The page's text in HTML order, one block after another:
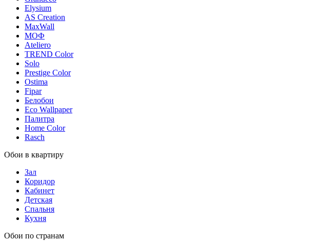
Elysium
AS Creation
MaxWall
МОФ
Ateliero
TREND Color
Solo
Prestige Color
Ostima
Fipar
Белобои
Eco Wallpaper
Палитра
Home Color
Rasch
Обои в квартиру
Зал
Коридор
Кабинет
Детская
Спальня
Кухня
Обои по странам